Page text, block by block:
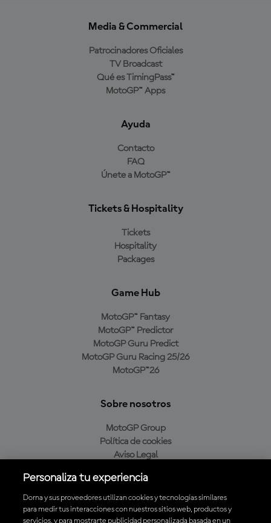
Media & Commercial
Patrocinadores Oficiales
TV Broadcast
Qué es TimingPass™
MotoGP™ Apps
Ayuda
Contacto
FAQ
Únete a MotoGP™
Tickets & Hospitality
Tickets
Hospitality
Packages
Game Hub
MotoGP™ Fantasy
MotoGP™ Predictor
MotoGP Guru Predict
MotoGP Guru Racing 25/26
MotoGP™26
Sobre nosotros
MotoGP Group
Política de cookies
Aviso Legal
Política de compra
Personaliza tu experiencia
Dorna y sus proveedores utilizan cookies y tecnologías similares
para medir tus interacciones con nuestros sitios web, productos y
servicios, y para mostrarte publicidad personalizada basada en un